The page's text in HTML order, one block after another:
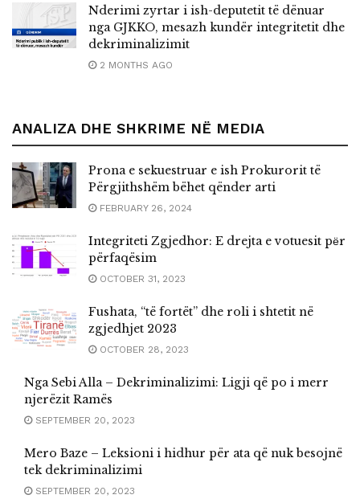
Nderimi zyrtar i ish-deputetit të dënuar
nga GJKKO, mesazh kundër integritetit dhe
dekriminalizimit
2 MONTHS AGO
ANALIZA DHE SHKRIME NË MEDIA
Prona e sekuestruar e ish Prokurorit të
Përgjithshëm bëhet qënder arti
FEBRUARY 26, 2024
Integriteti Zgjedhor: E drejta e votuesit pёr
përfaqësim
OCTOBER 31, 2023
Fushata, “të fortët” dhe roli i shtetit në
zgjedhjet 2023
OCTOBER 28, 2023
Nga Sebi Alla – Dekriminalizimi: Ligji që po i merr
njerëzit Ramës
SEPTEMBER 20, 2023
Mero Baze – Leksioni i hidhur për ata që nuk besojnë
tek dekriminalizimi
SEPTEMBER 20, 2023